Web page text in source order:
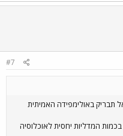
#7
באולימפידה האמיתית
המדליות יחסית לאוכלוסיה